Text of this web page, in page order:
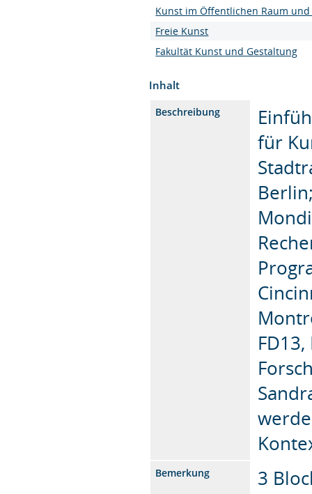
Kunst im Öffentlichen Raum
Freie Kunst
Fakultät Kunst und Gestaltung
Inhalt
Beschreibung
für
Bemerkung
3